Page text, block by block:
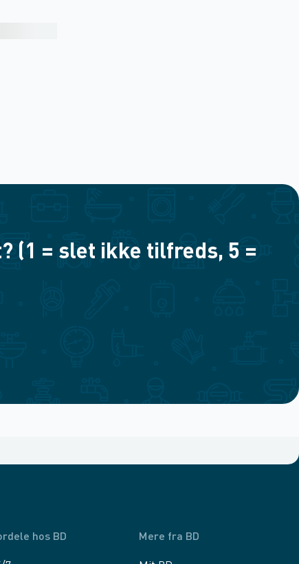
(1 = slet ikke tilfreds, 5 =
hos BD Mere fra BD